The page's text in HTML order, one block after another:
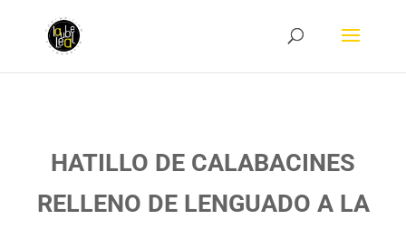
HATILLO DE CALABACINES
RELLENO DE LENGUADO A LA